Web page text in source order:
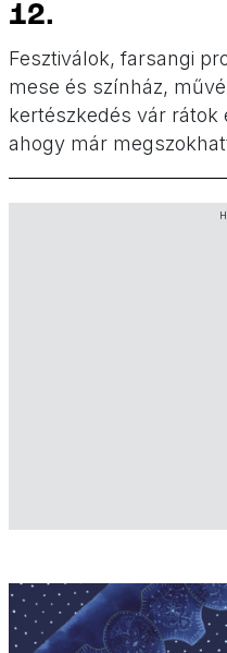
12.
Fesztiválok, farsangi
mese és színház,
kertészkedés vár rátok
ahogy már
most sem hagyunk